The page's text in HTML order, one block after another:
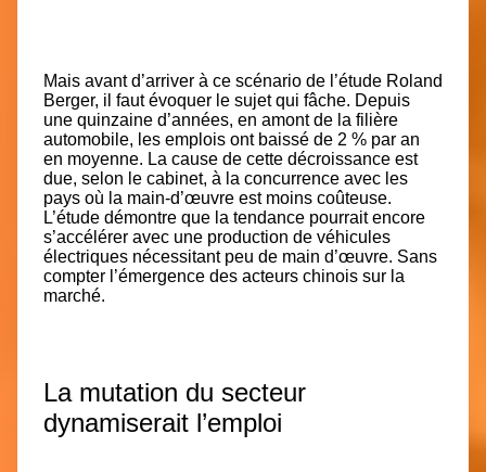
Mais avant d’arriver à ce scénario de l’étude Roland
Berger, il faut évoquer le sujet qui fâche. Depuis
une quinzaine d’années, en amont de la filière
automobile, les emplois ont baissé de 2 % par an
en moyenne. La cause de cette décroissance est
due, selon le cabinet, à la concurrence avec les
pays où la main-d’œuvre est moins coûteuse.
L’étude démontre que la tendance pourrait encore
s’accélérer avec une production de véhicules
électriques nécessitant peu de main d’œuvre. Sans
compter l’émergence des acteurs chinois sur la
marché.
La mutation du secteur
dynamiserait l’emploi